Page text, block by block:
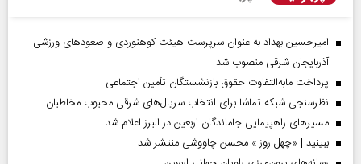
امیرحسین بهداد به عنوان سرپرست هیئت کوهنوردی و صعودهای ورزشی
آذربایجان شرقی منصوب شد
پرداخت مابه‌التفاوت حقوق بازنشستگان تأمین اجتماعی
نظرسنجی شبکه تماشا برای انتخاب سریال‌های شرقی محبوب مخاطبان
مسیر‌های راهپیمایی جاماندگان اربعین در البرز اعلام شد
ببینید | «چهل روز » محسن چاووشی منتشر شد